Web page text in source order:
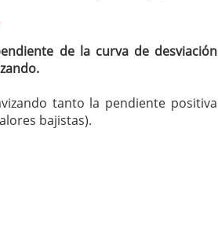
de la curva de desviación
tanto la pendiente positiva
bajistas).